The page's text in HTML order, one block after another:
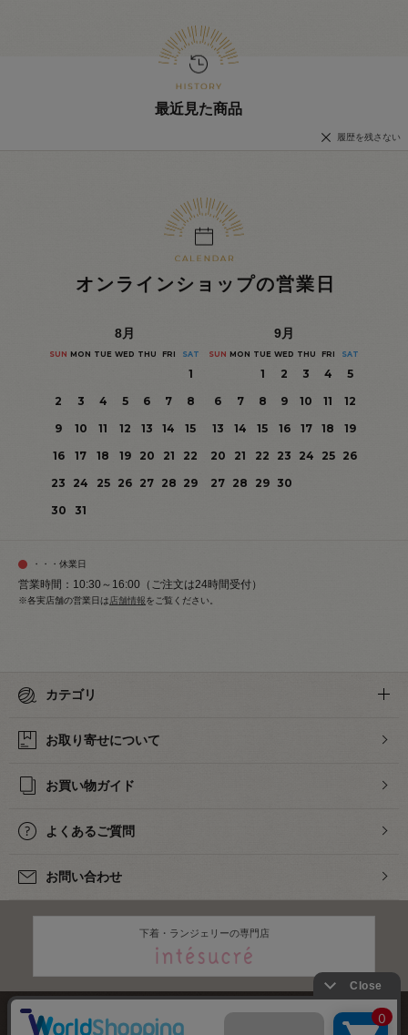
最近見た商品
履歴を残さない
オンラインショップの営業日
8月
SUN MON TUE WED THU FRI SAT
1
2
3 4 5 6 7
8
9
10 11 12 13 14
15
16
17 18 19 20 21
22
23
24 25 26 27 28 29
30
31
9月
SUN MON TUE WED THU FRI SAT
1 2 3 4
5
6
7 8 9 10 11
12
13
14 15 16 17 18
19
20
21 22 23 24 25
26
27 28 29 30
・・・休業日
営業時間：10:30～16:00（ご注文は24時間受付）
※各実店舗の営業日は 店舗情報をご覧ください。
カテゴリ
お取り寄せについて
お買い物ガイド
よくあるご質問
お問い合わせ
下着・ランジェリーの専門店
株式会社オカダヤ